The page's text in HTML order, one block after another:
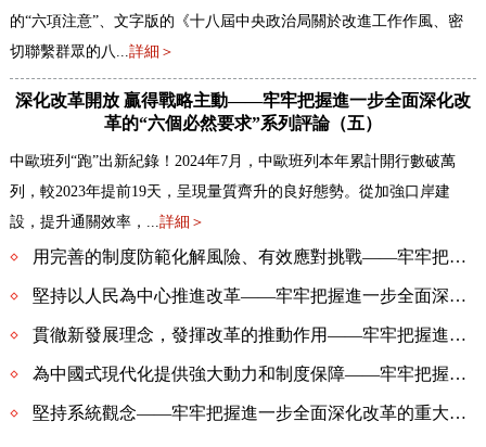
的“六項注意”、文字版的《十八屆中央政治局關於改進工作作風、密
切聯繫群眾的八... 詳細＞
深化改革開放 贏得戰略主動——牢牢把握進一步全面深化改
革的“六個必然要求”系列評論（五）
中歐班列“跑”出新紀錄！2024年7月，中歐班列本年累計開行數破萬
列，較2023年提前19天，呈現量質齊升的良好態勢。從加強口岸建
設，提升通關效率，... 詳細＞
用完善的制度防範化解風險、有效應對挑戰——牢牢把握進一步全面深化改革的“六個必然要求”系列評論（四）
堅持以人民為中心推進改革——牢牢把握進一步全面深化改革的“六個必然要求”系列評論（三）
貫徹新發展理念，發揮改革的推動作用——牢牢把握進一步全面深化改革的“六個必然要求”系列評論（二）
為中國式現代化提供強大動力和制度保障——牢牢把握進一步全面深化改革的“六個必然要求”系列評論（一）
堅持系統觀念——牢牢把握進一步全面深化改革的重大原則系列評論（六）